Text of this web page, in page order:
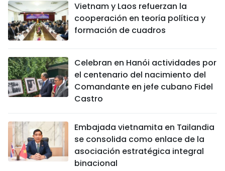
Vietnam y Laos refuerzan la
cooperación en teoría política y
formación de cuadros
Celebran en Hanói actividades por
el centenario del nacimiento del
Comandante en jefe cubano Fidel
Castro
Embajada vietnamita en Tailandia
se consolida como enlace de la
asociación estratégica integral
binacional